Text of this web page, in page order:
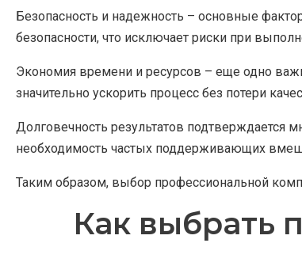
Безопасность и надежность – основные
безопасности, что исключает риски при
Экономия времени и ресурсов – еще одно
значительно ускорить процесс без потери
Долговечность результатов подтверждается
необходимость частых поддерживающих
Таким образом, выбор профессиональной
Как выбрать